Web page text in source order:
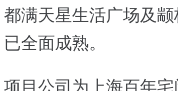
都满天星生活广场及
已全面成熟。
项目公司为上海百年